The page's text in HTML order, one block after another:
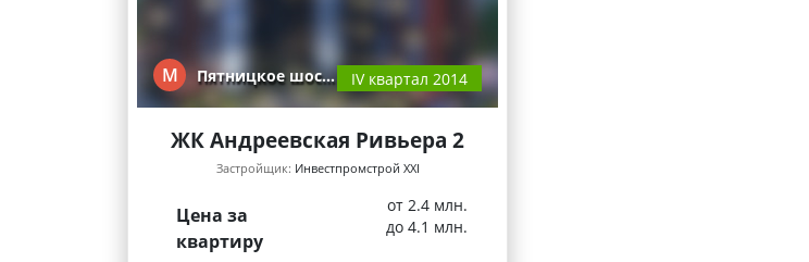
М Пятницкое шос… IV квартал 2014
ЖК Андреевская Ривьера 2
Застройщик: Инвестпромстрой XXI
Цена за
квартиру
от 2.4 млн.
до 4.1 млн.